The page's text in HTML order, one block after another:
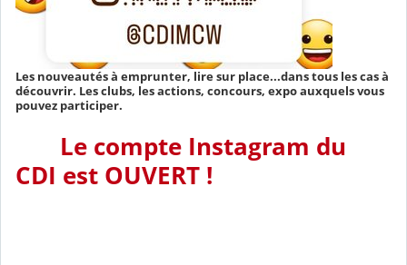
Les nouveautés à emprunter, lire sur place...dans tous les cas à
découvrir. Les clubs, les actions, concours, expo auxquels vous
pouvez participer.
Le compte Instagram du
CDI est OUVERT !